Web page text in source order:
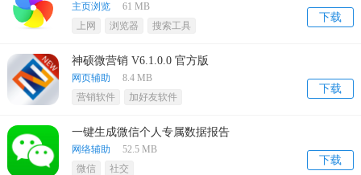
下载
主页浏览61 MB
上网
浏览器 搜索工具
神硕微营销 V6.1.0.0 官方版
下载
网页辅助 8.4 MB
营销软件
加好友软件
一键生成微信个人专属数据报告
下载
网络辅助 52.5 MB
微信
社交